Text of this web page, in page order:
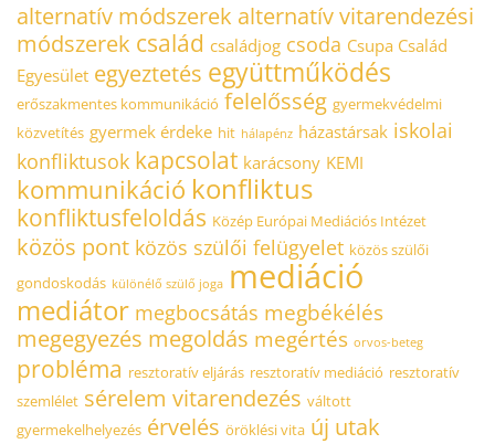
alternatív módszerek alternatív vitarendezési
módszerek család családjog csoda Csupa Család
Egyesület egyeztetés együttműködés
erőszakmentes kommunikáció felelősség gyermekvédelmi
közvetítés gyermek érdeke hit hálapénz házastársak iskolai
konfliktusok kapcsolat karácsony KEMI
kommunikáció konfliktus
konfliktusfeloldás Közép Európai Mediációs Intézet
közös pont közös szülői felügyelet közös szülői
gondoskodás különélő szülő joga mediáció
mediátor megbocsátás megbékélés
megegyezés megoldás megértés orvos-beteg
probléma resztoratív eljárás resztoratív mediáció resztoratív
szemlélet sérelem vitarendezés váltott
gyermekelhelyezés érvelés öröklési vita új utak